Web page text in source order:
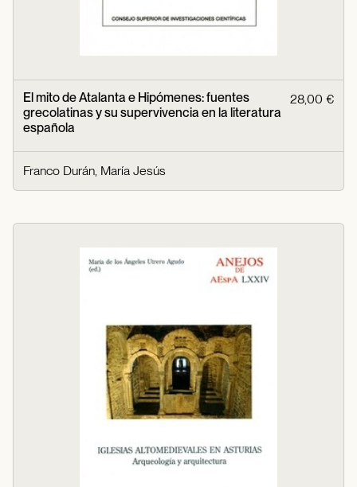
El mito de Atalanta e Hipómenes: fuentes
grecolatinas y su supervivencia en la literatura
española
28,00 €
Franco Durán, María Jesús